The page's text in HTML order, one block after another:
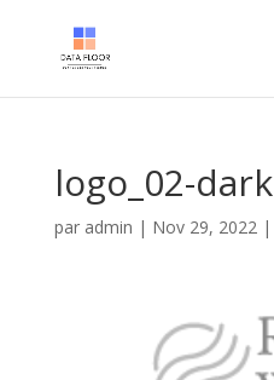
logo_02-dark
par admin | Nov 29, 2022|